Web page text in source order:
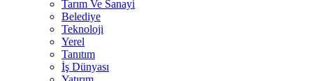
Tarım Ve Sanayi
Belediye
Teknoloji
Yerel
Tanıtım
İş Dünyası